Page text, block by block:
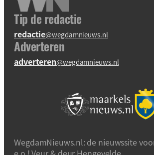
Tip de redactie
redactie@wegdamnieuws.nl
Adverteren
adverteren@wegdamnieuws.nl
WegdamNieuws.nl: de nieuwssite